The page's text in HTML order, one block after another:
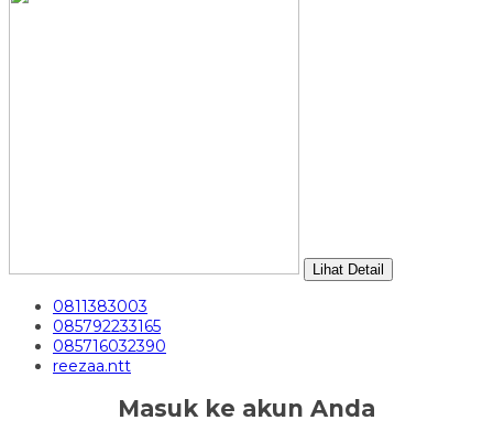
Lihat Detail
0811383003
085792233165
085716032390
reezaa.ntt
Masuk ke akun Anda